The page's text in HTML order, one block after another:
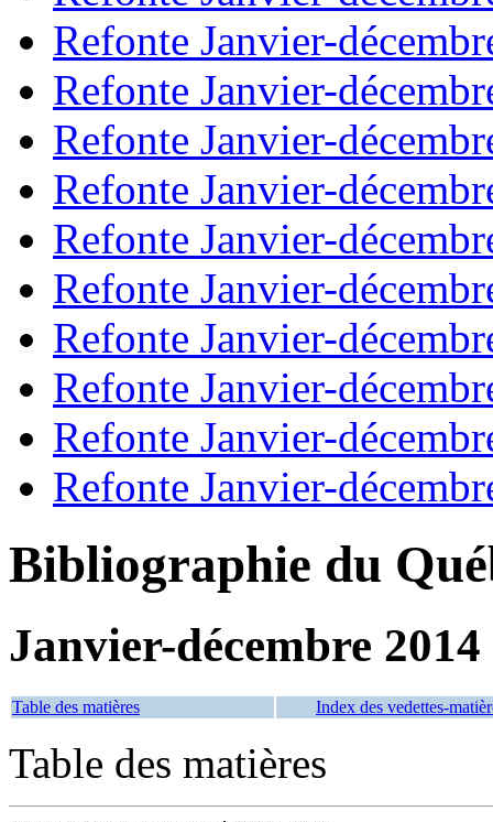
Refonte Janvier-
Refonte Janvier-
Refonte Janvier-
Refonte Janvier-
Refonte Janvier-
Refonte Janvier-
Refonte Janvier-
Refonte Janvier-
Refonte Janvier-
Refonte Janvier-
Bibliographie du
Janvier-décembre 2014
Table des matières Index des vedettes-
Table des matières